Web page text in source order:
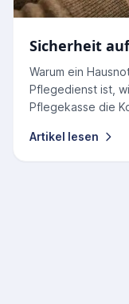
Sicherheit
Warum ein
Pflegedienst ist,
Pflegekasse die
Artikel lesen